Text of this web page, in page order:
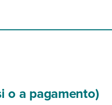
o a pagamento)